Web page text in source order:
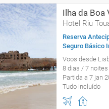
Ilha da Boa
Hotel Riu
Reserva
Seguro Básico
Voos desde
8 dias / 7 noites
Partida a 7 jan
Tudo incluído